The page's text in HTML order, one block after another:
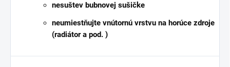
nesuštev bubnovej sušičke
neumiestňujte vnútornú vrstvu na horúce zdroje
(radiátor a pod. )